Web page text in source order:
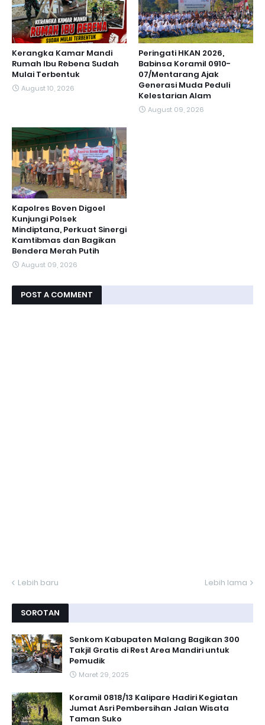
Kerangka Kamar Mandi
Rumah Ibu Rebena Sudah
Mulai Terbentuk
August 10, 2026
Peringati HKAN 2026,
Babinsa Koramil 0910-
07/Mentarang Ajak
Generasi Muda Peduli
Kelestarian Alam
August 09, 2026
Kapolres Boven Digoel
Kunjungi Polsek
Mindiptana, Perkuat Sinergi
Kamtibmas dan Bagikan
Bendera Merah Putih
August 09, 2026
POST A COMMENT
Lebih baru Lebih lama
SOROTAN
Senkom Kabupaten Malang Bagikan 300
Takjil Gratis di Rest Area Mandiri untuk
Pemudik
Maret 29, 2025
Koramil 0818/13 Kalipare Hadiri Kegiatan
Jumat Asri Pembersihan Jalan Wisata
Taman Suko